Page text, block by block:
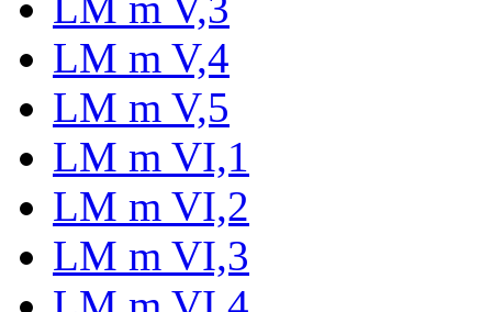
LM m V,4
LM m V,5
LM m VI,1
LM m VI,2
LM m VI,3